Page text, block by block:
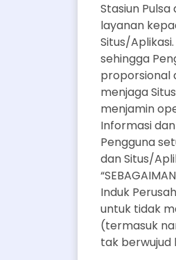
Stasiun
layanan
Situs/
sehingga
proporsional
menjaga
menjamin
Informasi
Pengguna
dan Situs/
Induk
untuk tidak
(termasuk
tak berwujud